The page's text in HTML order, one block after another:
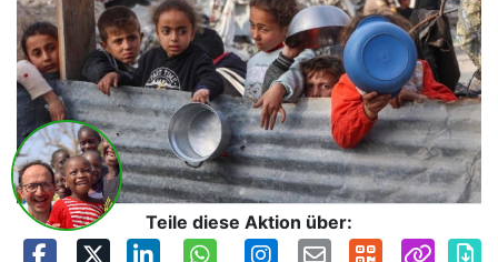
Teile diese Aktion über: